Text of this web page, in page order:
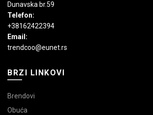
Dunavska br.59
Telefon:
+38162422394
Email:
trendcoo@eunet.rs
BRZI LINKOVI
Brendovi
Obuća